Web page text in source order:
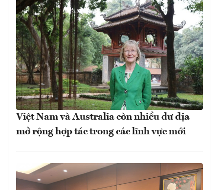
Việt Nam và Australia còn nhiều dư địa
mở rộng hợp tác trong các lĩnh vực mới